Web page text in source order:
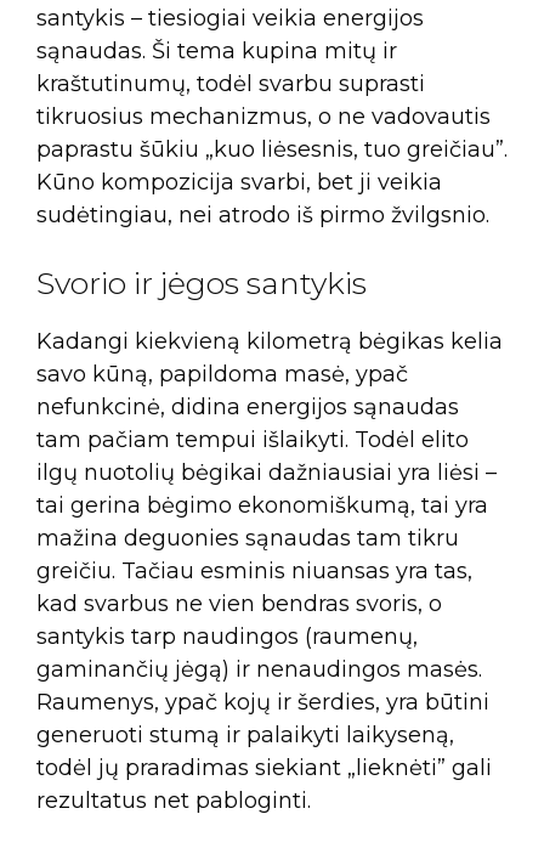
santykis – tiesiogiai veikia energijos
sąnaudas. Ši tema kupina mitų ir
kraštutinumų, todėl svarbu suprasti
tikruosius mechanizmus, o ne vadovautis
paprastu šūkiu „kuo liėsesnis, tuo greičiau”.
Kūno kompozicija svarbi, bet ji veikia
sudėtingiau, nei atrodo iš pirmo žvilgsnio.
Svorio ir jėgos santykis
Kadangi kiekvieną kilometrą bėgikas kelia
savo kūną, papildoma masė, ypač
nefunkcinė, didina energijos sąnaudas
tam pačiam tempui išlaikyti. Todėl elito
ilgų nuotolių bėgikai dažniausiai yra liėsi –
tai gerina bėgimo ekonomiškumą, tai yra
mažina deguonies sąnaudas tam tikru
greičiu. Tačiau esminis niuansas yra tas,
kad svarbus ne vien bendras svoris, o
santykis tarp naudingos (raumenų,
gaminančių jėgą) ir nenaudingos masės.
Raumenys, ypač kojų ir šerdies, yra būtini
generuoti stumą ir palaikyti laikyseną,
todėl jų praradimas siekiant „lieknėti” gali
rezultatus net pabloginti.